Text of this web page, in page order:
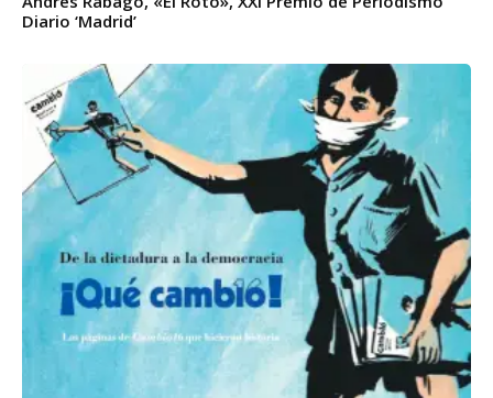
Diario ‘Madrid’